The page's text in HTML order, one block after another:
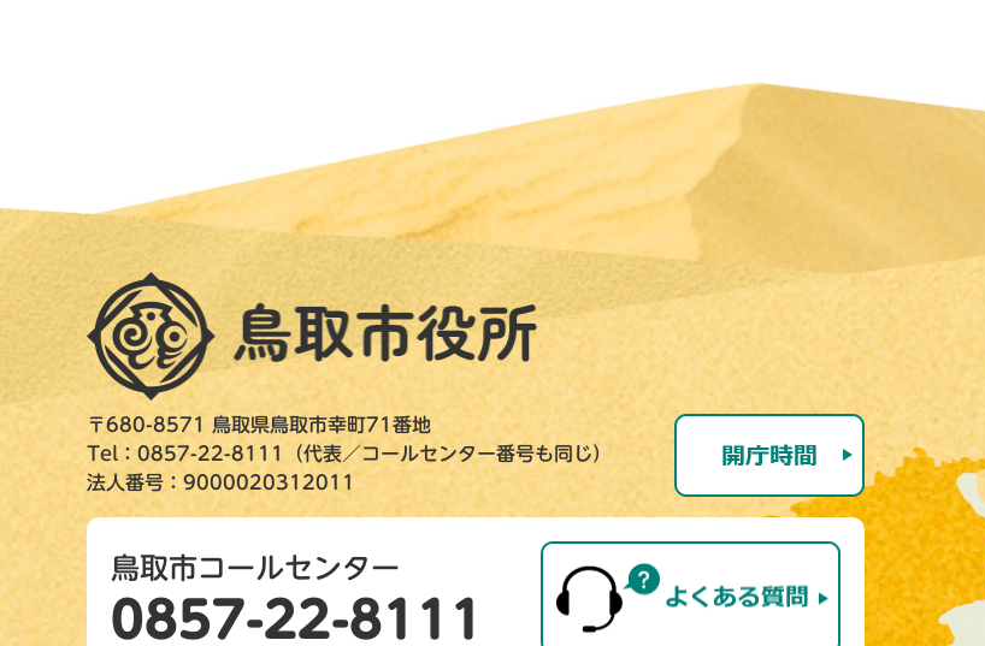
〒680-8571 鳥取県鳥取市幸町71番地
Tel：0857-22-8111（代表／コールセンター番号も同じ）
法人番号：9000020312011
鳥取市コールセンター
0857-22-8111